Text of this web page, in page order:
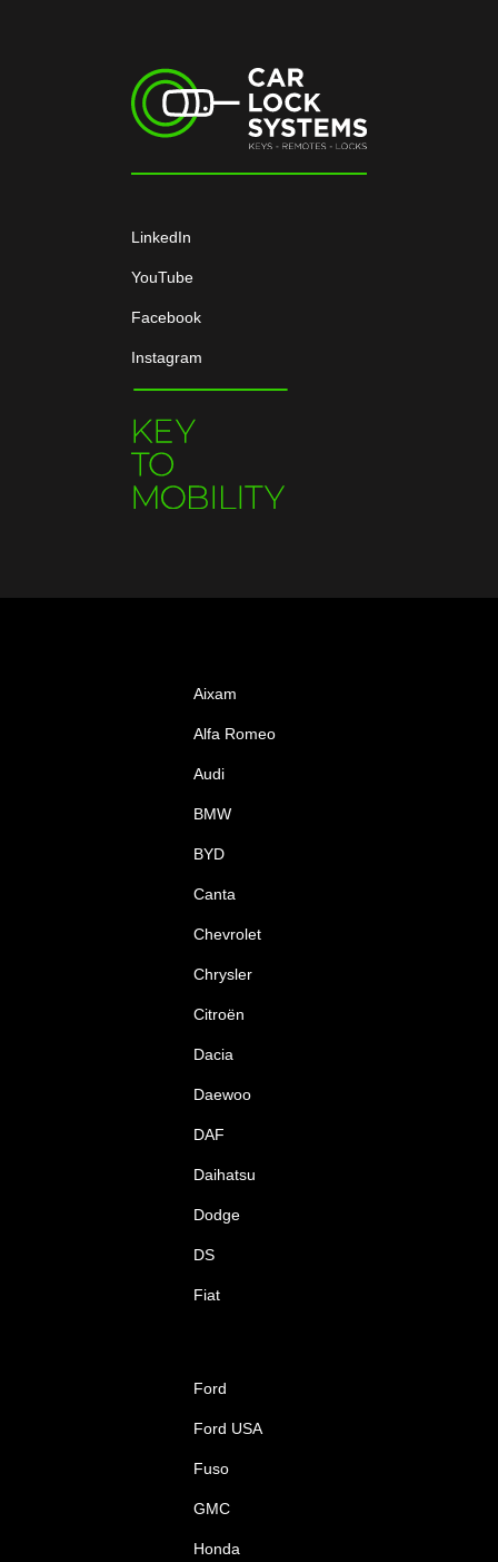
LinkedIn
YouTube
Facebook
Instagram
Aixam
Alfa Romeo
Audi
BMW
BYD
Canta
Chevrolet
Chrysler
Citroën
Dacia
Daewoo
DAF
Daihatsu
Dodge
DS
Fiat
Ford
Ford USA
Fuso
GMC
Honda